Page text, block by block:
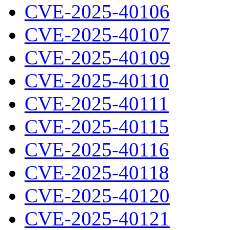
CVE-2025-40106
CVE-2025-40107
CVE-2025-40109
CVE-2025-40110
CVE-2025-40111
CVE-2025-40115
CVE-2025-40116
CVE-2025-40118
CVE-2025-40120
CVE-2025-40121